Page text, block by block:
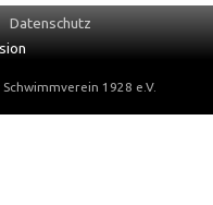
Datenschutz
1928 e.V.